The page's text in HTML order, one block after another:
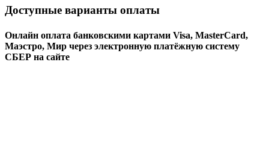
Доступные варианты оплаты
Онлайн оплата банковскими картами Visa, MasterCard,
Маэстро, Мир через электронную платёжную систему
СБЕР на сайте